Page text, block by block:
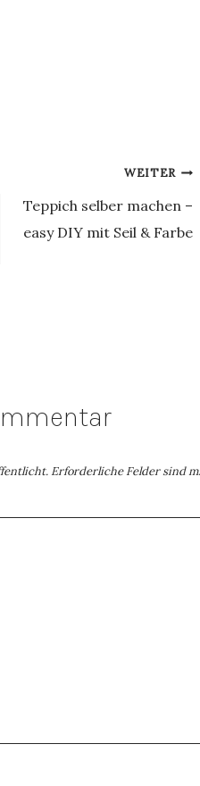
WEITER
Teppich selber machen –
easy DIY mit Seil & Farbe
Erforderliche Felder sind